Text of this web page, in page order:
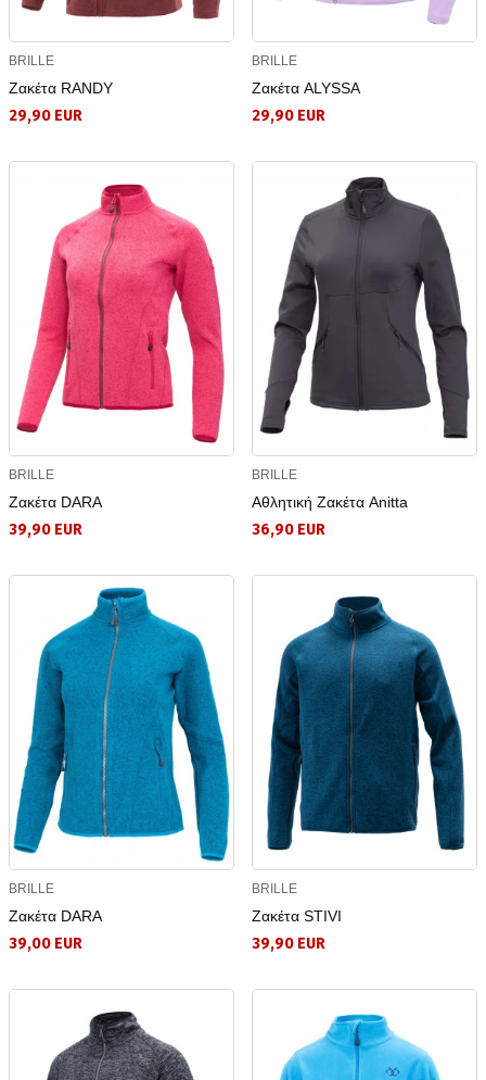
BRILLE
Ζακέτα RANDY
29,90 EUR
BRILLE
Ζακέτα ALYSSA
29,90 EUR
BRILLE
Ζακέτα DARA
39,90 EUR
BRILLE
Αθλητική Ζακέτα Anitta
36,90 EUR
BRILLE
Ζακέτα DARA
39,00 EUR
BRILLE
Ζακέτα STIVI
39,90 EUR